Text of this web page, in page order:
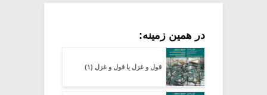
در همین زمینه:
قول و غزل یا قول و غزل (۱)